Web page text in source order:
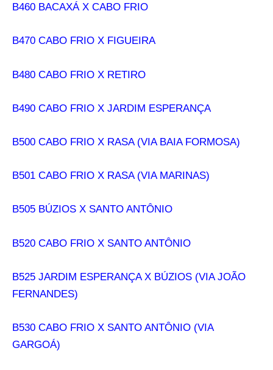
B460 BACAXÁ X CABO FRIO
B470 CABO FRIO X FIGUEIRA
B480 CABO FRIO X RETIRO
B490 CABO FRIO X JARDIM ESPERANÇA
B500 CABO FRIO X RASA (VIA BAIA FORMOSA)
B501 CABO FRIO X RASA (VIA MARINAS)
B505 BÚZIOS X SANTO ANTÔNIO
B520 CABO FRIO X SANTO ANTÔNIO
B525 JARDIM ESPERANÇA X BÚZIOS (VIA JOÃO
FERNANDES)
B530 CABO FRIO X SANTO ANTÔNIO (VIA
GARGOÁ)